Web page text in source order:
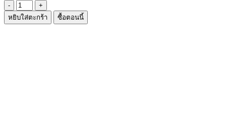
จำนวน
กระดาษ
หยิบใส่ตะกร้า ซื้อตอนนี้